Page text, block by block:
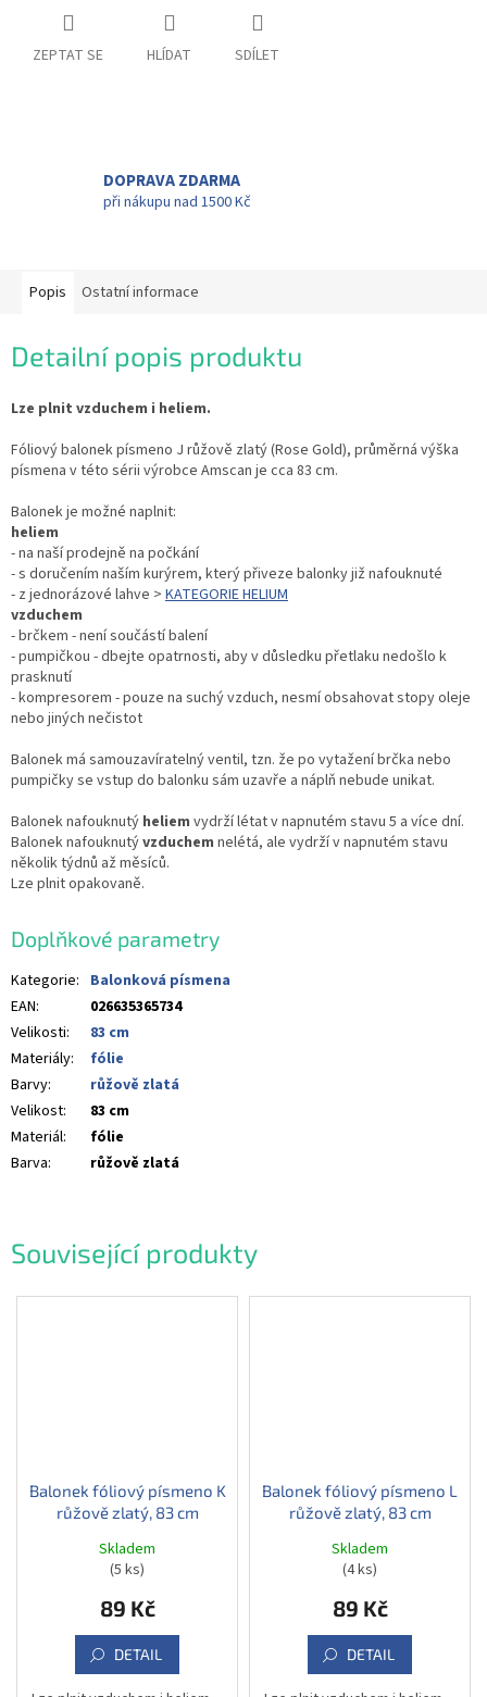
ZEPTAT SE HLÍDAT SDÍLET
DOPRAVA ZDARMA
při nákupu nad 1500 Kč
Související produkty
Balonek fóliový písmeno K
růžově zlatý, 83 cm
Skladem
(5 ks)
89 Kč
DETAIL
Balonek fóliový písmeno L
růžově zlatý, 83 cm
Skladem
(4 ks)
89 Kč
DETAIL
Popis Ostatní informace
Detailní popis produktu
Lze plnit vzduchem i heliem.
Fóliový balonek písmeno J růžově zlatý (Rose Gold), průměrná výška
písmena v této sérii výrobce Amscan je cca 83 cm.
Balonek je možné naplnit:
heliem
- na naší prodejně na počkání
- s doručením naším kurýrem, který přiveze balonky již nafouknuté
- z jednorázové lahve > KATEGORIE HELIUM
vzduchem
- brčkem - není součástí balení
- pumpičkou - dbejte opatrnosti, aby v důsledku přetlaku nedošlo k
prasknutí
- kompresorem - pouze na suchý vzduch, nesmí obsahovat stopy oleje
nebo jiných nečistot
Balonek má samouzavíratelný ventil, tzn. že po vytažení brčka nebo
pumpičky se vstup do balonku sám uzavře a náplň nebude unikat.
Balonek nafouknutý heliem vydrží létat v napnutém stavu 5 a více dní.
Balonek nafouknutývzduchem nelétá, ale vydrží v napnutém stavu
několik týdnů až měsíců.
Lze plnit opakovaně.
Doplňkové parametry
Kategorie: Balonková písmena
EAN:
026635365734
Velikosti:
83 cm
Materiály:
fólie
Barvy:
růžově zlatá
Velikost:
83 cm
Materiál:
fólie
Barva: růžově zlatá